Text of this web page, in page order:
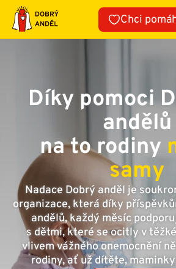
Přeskočit
obsah
Chci
Díky pomoci
andělů
na to rodiny
samy
Nadace Dobrý anděl je
organizace, která díky
andělů, každý měsíc
s dětmi, které se ocitly v
vlivem vážného onemocnění
rodiny, ať už dítěte,